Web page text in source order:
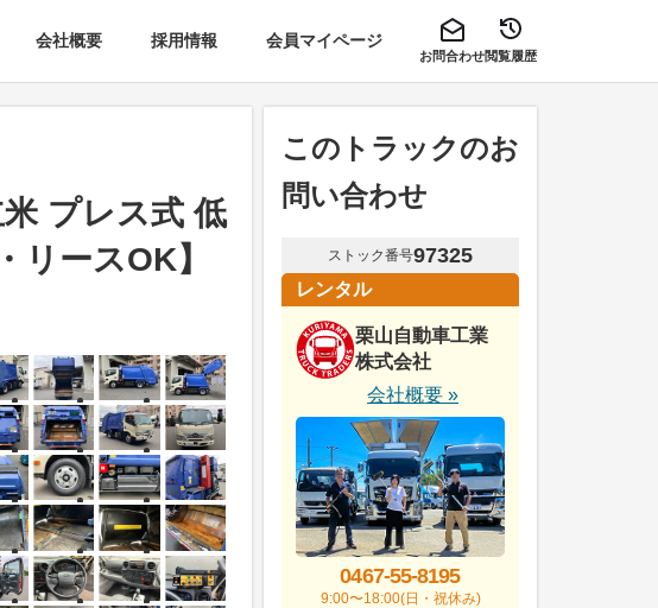
会社概要 採用情報 会員マイページ
お問合わせ閲覧履歴
プレス式 低
ースOK】
このトラックのお
問い合わせ
ストック番号97325
レンタル
栗山自動車工業
株式会社
会社概要 »
0467-55-8195
9:00〜18:00(日・祝休み)